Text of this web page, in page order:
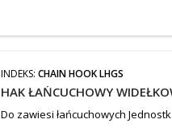
INDEKS:CHAIN HOOK LHGS
HAK ŁAŃCUCHOWY
Do zawiesi łańcuchowych